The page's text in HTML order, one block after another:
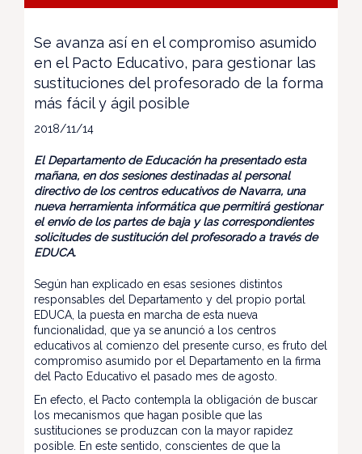
Se avanza así en el compromiso asumido
en el Pacto Educativo, para gestionar las
sustituciones del profesorado de la forma
más fácil y ágil posible
2018/11/14
El Departamento de Educación ha presentado esta
mañana, en dos sesiones destinadas al personal
directivo de los centros educativos de Navarra, una
nueva herramienta informática que permitirá gestionar
el envío de los partes de baja y las correspondientes
solicitudes de sustitución del profesorado a través de
EDUCA.
Según han explicado en esas sesiones distintos
responsables del Departamento y del propio portal
EDUCA, la puesta en marcha de esta nueva
funcionalidad, que ya se anunció a los centros
educativos al comienzo del presente curso, es fruto del
compromiso asumido por el Departamento en la firma
del Pacto Educativo el pasado mes de agosto.
En efecto, el Pacto contempla la obligación de buscar
los mecanismos que hagan posible que las
sustituciones se produzcan con la mayor rapidez
posible. En este sentido, conscientes de que la